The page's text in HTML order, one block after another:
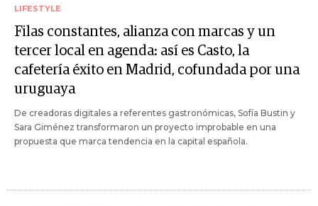
LIFESTYLE
Filas constantes, alianza con marcas y un
tercer local en agenda: así es Casto, la
cafetería éxito en Madrid, cofundada por una
uruguaya
De creadoras digitales a referentes gastronómicas, Sofía Bustin y
Sara Giménez transformaron un proyecto improbable en una
propuesta que marca tendencia en la capital española.